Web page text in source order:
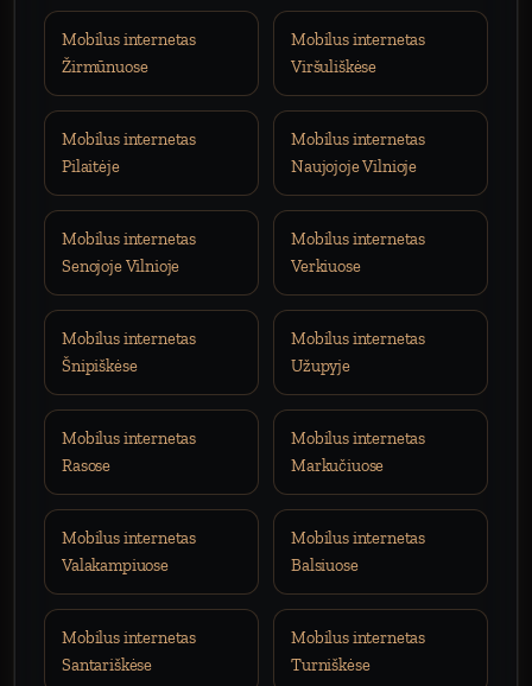
Mobilus internetas
Žirmūnuose
Mobilus internetas
Viršuliškėse
Mobilus internetas
Pilaitėje
Mobilus internetas
Naujojoje Vilnioje
Mobilus internetas
Senojoje Vilnioje
Mobilus internetas
Verkiuose
Mobilus internetas
Šnipiškėse
Mobilus internetas
Užupyje
Mobilus internetas
Rasose
Mobilus internetas
Markučiuose
Mobilus internetas
Valakampiuose
Mobilus internetas
Balsiuose
Mobilus internetas
Santariškėse
Mobilus internetas
Turniškėse